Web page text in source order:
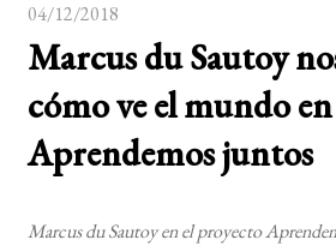
PODCAST
04/12/2018
Marcus du Sautoy
cómo ve el mundo en
Aprendemos juntos
Marcus du Sautoy en el proyecto